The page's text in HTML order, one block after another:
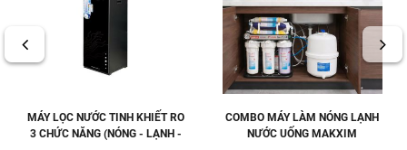
MÁY LỌC NƯỚC TINH KHIẾT RO
3 CHỨC NĂNG (NÓNG - LẠNH -
COMBO MÁY LÀM NÓNG LẠNH
NƯỚC UỐNG MAKXIM